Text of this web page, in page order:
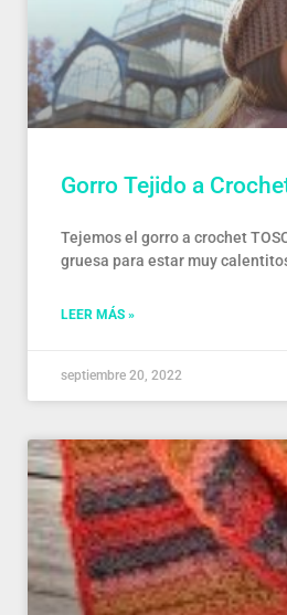
Gorro Tejido a
Tejemos el gorro a crochet
gruesa para estar muy
LEER MÁS »
septiembre 20, 2022